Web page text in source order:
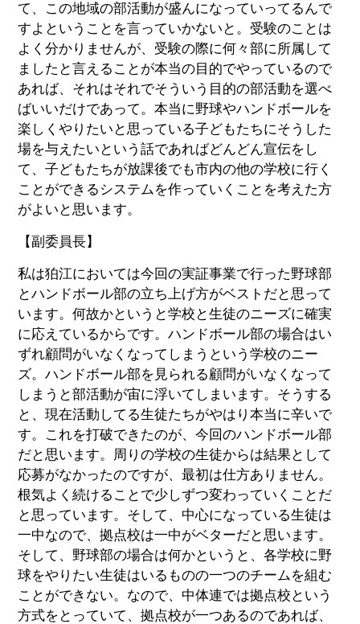
て、この地域の部活動が盛んになっていってるんで
すよということを言っていかないと。受験のことは
よく分かりませんが、受験の際に何々部に所属して
ましたと言えることが本当の目的でやっているので
あれば、それはそれでそういう目的の部活動を選べ
ばいいだけであって。本当に野球やハンドボールを
楽しくやりたいと思っている子どもたちにそうした
場を与えたいという話であればどんどん宣伝をし
て、子どもたちが放課後でも市内の他の学校に行く
ことができるシステムを作っていくことを考えた方
がよいと思います。
【副委員長】
私は狛江においては今回の実証事業で行った野球部
とハンドボール部の立ち上げ方がベストだと思って
います。何故かというと学校と生徒のニーズに確実
に応えているからです。ハンドボール部の場合はい
ずれ顧問がいなくなってしまうという学校のニー
ズ。ハンドボール部を見られる顧問がいなくなって
しまうと部活動が宙に浮いてしまいます。そうする
と、現在活動してる生徒たちがやはり本当に辛いで
す。これを打破できたのが、今回のハンドボール部
だと思います。周りの学校の生徒からは結果として
応募がなかったのですが、最初は仕方ありません。
根気よく続けることで少しずつ変わっていくことだ
と思っています。そして、中心になっている生徒は
一中なので、拠点校は一中がベターだと思います。
そして、野球部の場合は何かというと、各学校に野
球をやりたい生徒はいるものの一つのチームを組む
ことができない。なので、中体連では拠点校という
方式をとっていて、拠点校が一つあるのであれば、